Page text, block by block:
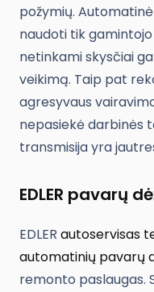
požymių.
naudoti tik
netinkami skysčiai
veikimą. Taip pat
agresyvaus
nepasiekė darbinės
transmisija yra
EDLER pavarų
EDLER autoservisas
automatinių pavarų
remonto paslaugas.